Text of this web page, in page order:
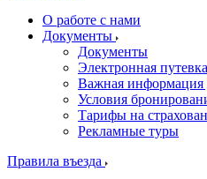
О работе с нами
Документы
Документы
Электронная путевка
Важная информация
Условия
Тарифы на
Рекламные туры
Правила въезда